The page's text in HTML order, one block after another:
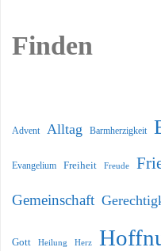
Finden
Advent Alltag Barmherzigkeit
Evangelium Freiheit Freude
Gemeinschaft
Gott Heilung Herz